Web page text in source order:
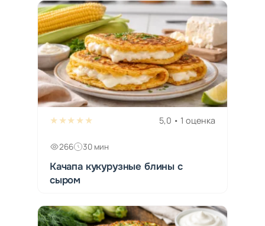
★★★★★ 5,0 • 1 оценка
266 30 мин
Качапа кукурузные блины с
сыром